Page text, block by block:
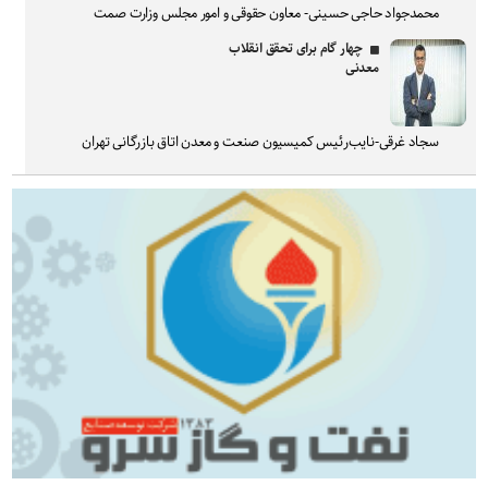
محمدجواد حاجی حسینی- معاون حقوقی و امور مجلس وزارت صمت
چهار گام برای تحقق انقلاب
معدنی
سجاد غرقی-نایب‌رئیس کمیسیون صنعت و معدن اتاق بازرگانی تهران